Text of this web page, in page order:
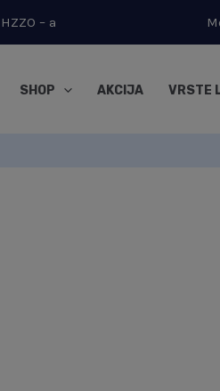
– a
SHOP AKCIJA VRSTE